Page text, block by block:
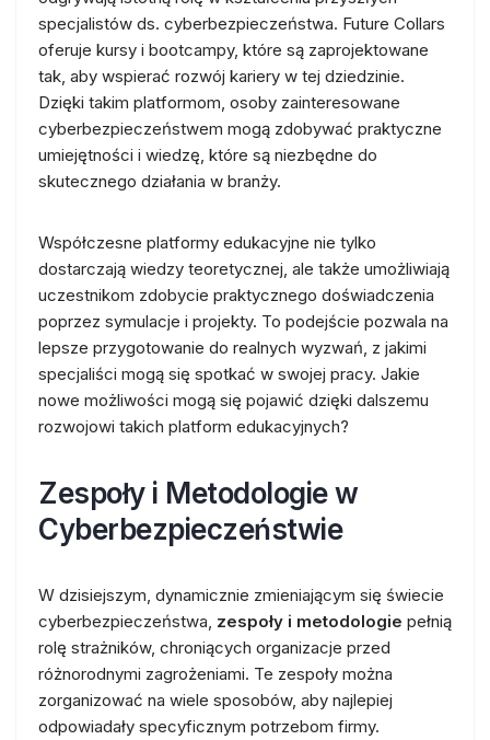
specjalistów ds. cyberbezpieczeństwa. Future Collars
oferuje kursy i bootcampy, które są zaprojektowane
tak, aby wspierać rozwój kariery w tej dziedzinie.
Dzięki takim platformom, osoby zainteresowane
cyberbezpieczeństwem mogą zdobywać praktyczne
umiejętności i wiedzę, które są niezbędne do
skutecznego działania w branży.
Współczesne platformy edukacyjne nie tylko
dostarczają wiedzy teoretycznej, ale także umożliwiają
uczestnikom zdobycie praktycznego doświadczenia
poprzez symulacje i projekty. To podejście pozwala na
lepsze przygotowanie do realnych wyzwań, z jakimi
specjaliści mogą się spotkać w swojej pracy. Jakie
nowe możliwości mogą się pojawić dzięki dalszemu
rozwojowi takich platform edukacyjnych?
Zespoły i Metodologie w
Cyberbezpieczeństwie
W dzisiejszym, dynamicznie zmieniającym się świecie
cyberbezpieczeństwa, zespoły i metodologie pełnią
rolę strażników, chroniących organizacje przed
różnorodnymi zagrożeniami. Te zespoły można
zorganizować na wiele sposobów, aby najlepiej
odpowiadały specyficznym potrzebom firmy.